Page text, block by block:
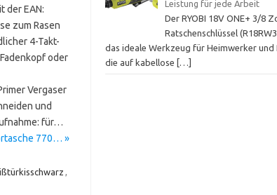
der EAN:
zum Rasen
4-Takt-
oder
Vergaser
und
für…
770… »
,
Leistung für jede Arbeit
Der RYOBI 18V ONE+ 3/8
Ratschenschlüssel
das ideale Werkzeug für Heimwerker und
die auf kabellose
[…]